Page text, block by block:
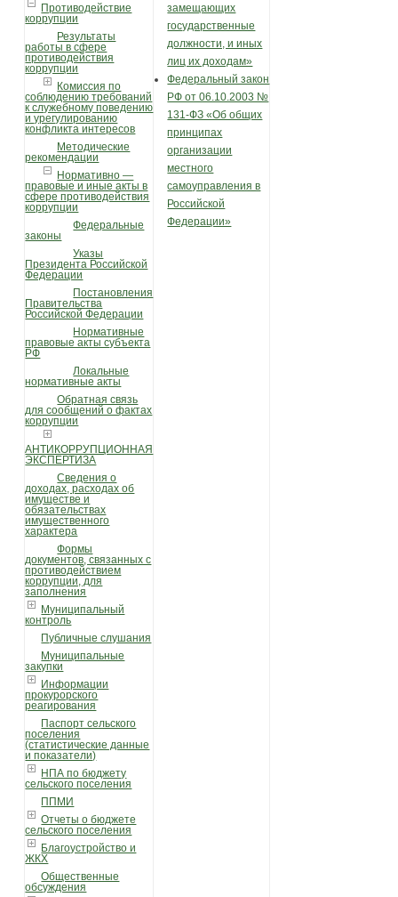
Противодействие
коррупции
Результаты
работы в сфере
противодействия
коррупции
Комиссия по
соблюдению требований
к служебному поведению
и урегулированию
конфликта интересов
Методические
рекомендации
Нормативно —
правовые и иные акты в
сфере противодействия
коррупции
Федеральные
законы
Указы
Президента Российской
Федерации
Постановления
Правительства
Российской Федерации
Нормативные
правовые акты субъекта
РФ
Локальные
нормативные акты
Обратная связь
для сообщений о фактах
коррупции
АНТИКОРРУПЦИОННАЯ
ЭКСПЕРТИЗА
Сведения о
доходах, расходах об
имуществе и
обязательствах
имущественного
характера
Формы
документов, связанных с
противодействием
коррупции, для
заполнения
Муниципальный
контроль
Публичные слушания
Муниципальные
закупки
Информации
прокурорского
реагирования
Паспорт сельского
поселения
(статистические данные
и показатели)
НПА по бюджету
сельского поселения
ППМИ
Отчеты о бюджете
сельского поселения
Благоустройство и
ЖКХ
Общественные
обсуждения
замещающих
государственные
должности, и иных
лиц их доходам»
Федеральный закон
РФ от 06.10.2003 №
131-ФЗ «Об общих
принципах
организации
местного
самоуправления в
Российской
Федерации»